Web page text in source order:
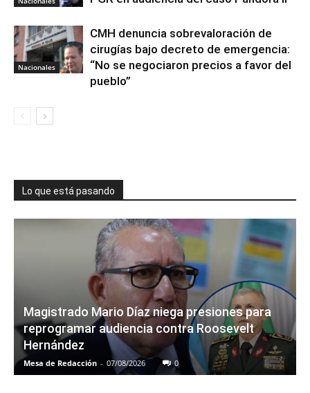
Nacionales
CMH denuncia sobrevaloración de
cirugías bajo decreto de emergencia:
“No se negociaron precios a favor del
pueblo”
Lo que está pasando
Magistrado Mario Díaz niega presiones para
reprogramar audiencia contra Roosevelt
Hernández
Mesa de Redacción - 07/08/2026 0